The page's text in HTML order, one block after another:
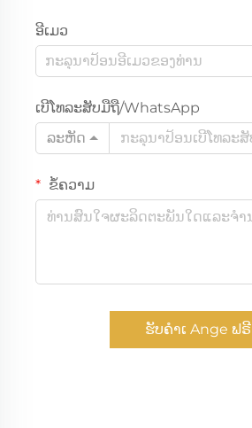
ອີເມວ
ເບີໂທລະສັບມືຖື/WhatsApp
ລະຫັດ
ຂໍ້ຄວາມ
ຮັບຄຳເ Ange ຟຣີ